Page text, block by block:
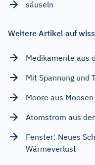
säuseln
Weitere Artikel auf
Medikamente aus
Mit Spannung und
Moore aus Moosen
Atomstrom aus
Fenster: Neues
Wärmeverlust